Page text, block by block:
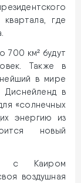
где
км² будут
Также в
в мире
в
«солнечных
энергию из
новый
с Каиром
воздушная